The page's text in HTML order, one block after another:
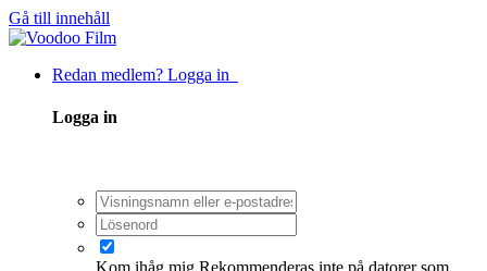
Gå till innehåll
Redan medlem? Logga in
Logga in
Kom ihåg mig Rekommenderas inte på datorer som